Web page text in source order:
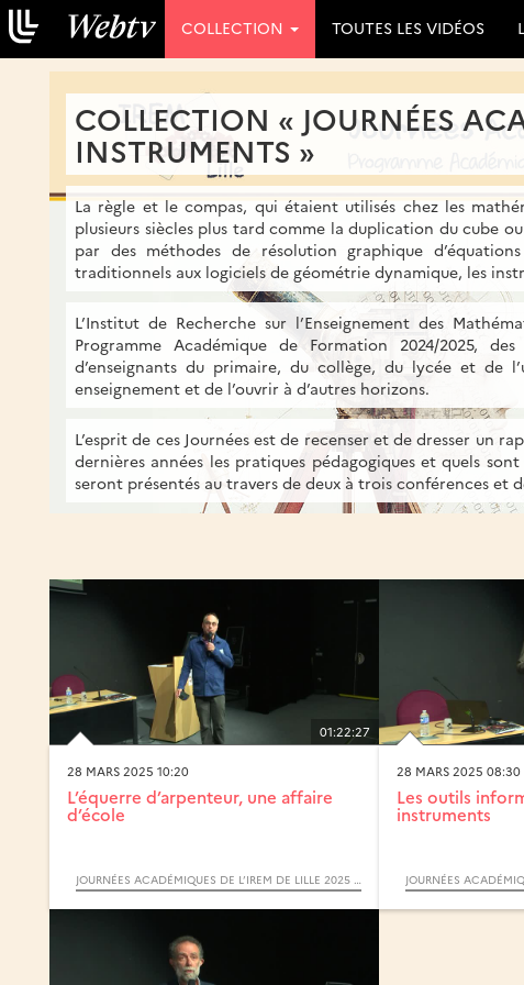
COLLECTION TOUTES LES VIDÉOS
COLLECTION « JOURNÉES
INSTRUMENTS »
La règle et le compas, qui étaient utilisés chez les
plusieurs siècles plus tard comme la duplication du cube
par des méthodes de résolution graphique
traditionnels aux logiciels de géométrie dynamique, les
L’Institut de Recherche sur l’Enseignement des
Programme Académique de Formation 2024/2025,
d’enseignants du primaire, du collège, du lycée et de
enseignement et de l’ouvrir à d’autres horizons.
L’esprit de ces Journées est de recenser et de dresser un
dernières années les pratiques pédagogiques et quels
seront présentés au travers de deux à trois conférences et
01:22:27
28 MARS 2025 10:20
L’équerre d’arpenteur, une affaire
d’école
JOURNÉES ACADÉMIQUES DE L’IREM DE LILLE 2025 : MATHÉMATIQUES ET INSTRUMENTS
28 MARS 2025 08:30
Les outils
instruments